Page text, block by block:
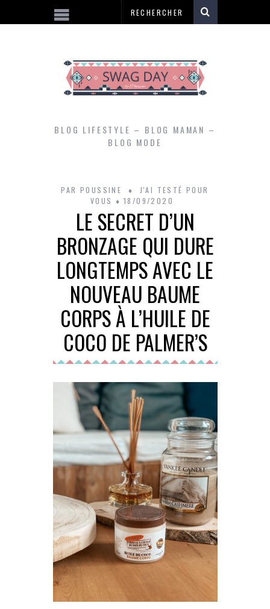
BLOG LIFESTYLE – BLOG MAMAN –
BLOG MODE
PAR POUSSINE
J'AI TESTÉ POUR
VOUS
18/09/2020
LE SECRET D’UN
BRONZAGE QUI DURE
LONGTEMPS AVEC LE
NOUVEAU BAUME
CORPS À L’HUILE DE
COCO DE PALMER’S